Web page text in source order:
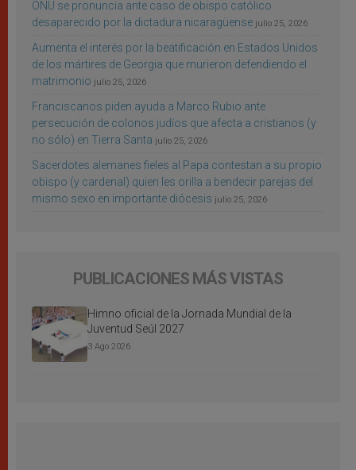
ONU se pronuncia ante caso de obispo católico
desaparecido por la dictadura nicaragüense julio 25, 2026
Aumenta el interés por la beatificación en Estados Unidos
de los mártires de Georgia que murieron defendiendo el
matrimonio julio 25, 2026
Franciscanos piden ayuda a Marco Rubio ante
persecución de colonos judíos que afecta a cristianos (y
no sólo) en Tierra Santa julio 25, 2026
Sacerdotes alemanes fieles al Papa contestan a su propio
obispo (y cardenal) quien les orilla a bendecir parejas del
mismo sexo en importante diócesis julio 25, 2026
PUBLICACIONES MÁS VISTAS
Himno oficial de la Jornada Mundial de la
Juventud Seúl 2027
3 Ago 2026